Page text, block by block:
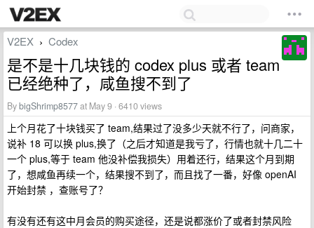
V2EX › Codex
是不是十几块钱的 codex plus 或者 team
已经绝种了，咸鱼搜不到了
BybigShrimp8577at May 9 · 6410 views
上个月花了十块钱买了 team,结果过了没多少天就不行了，问商家，
说补 18 可以换 plus,换了（之后才知道是我亏了，行情也就十几二十
一个 plus,等于 team 他没补偿我损失）用着还行，结果这个月到期
了，想咸鱼再续一个，结果搜不到了，而且找了一番，好像 openAI
开始封禁 ，查账号了？
有没有还有这中月会员的购买途径，还是说都涨价了或者封禁风险